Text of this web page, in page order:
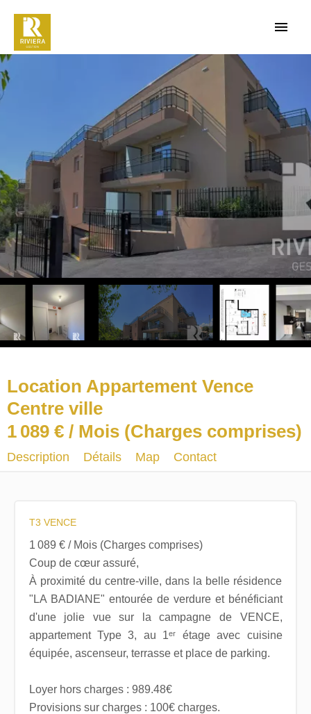
Location Appartement Vence
Centre ville
1 089 € / Mois (Charges comprises)
Description Détails Map Contact
T3 VENCE
1 089 € / Mois (Charges comprises)
Coup de cœur assuré,
À proximité du centre-ville, dans la belle résidence
"LA BADIANE" entourée de verdure et bénéficiant
d'une jolie vue sur la campagne de VENCE,
appartement Type 3, au 1ᵉʳ étage avec cuisine
équipée, ascenseur, terrasse et place de parking.
Loyer hors charges : 989.48€
Provisions sur charges : 100€ charges.